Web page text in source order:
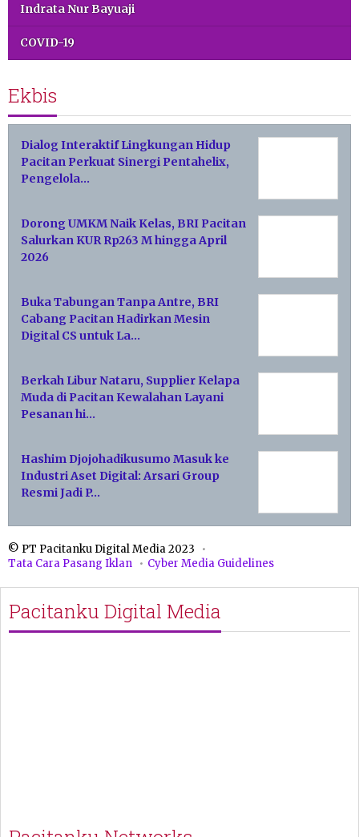
Indrata Nur Bayuaji
COVID-19
Ekbis
Dialog Interaktif Lingkungan Hidup
Pacitan Perkuat Sinergi Pentahelix,
Pengelola…
Dorong UMKM Naik Kelas, BRI Pacitan
Salurkan KUR Rp263 M hingga April
2026
Buka Tabungan Tanpa Antre, BRI
Cabang Pacitan Hadirkan Mesin
Digital CS untuk La…
Berkah Libur Nataru, Supplier Kelapa
Muda di Pacitan Kewalahan Layani
Pesanan hi…
Hashim Djojohadikusumo Masuk ke
Industri Aset Digital: Arsari Group
Resmi Jadi P…
© PT Pacitanku Digital Media 2023
Tata Cara Pasang Iklan
Cyber Media Guidelines
Pacitanku Digital Media